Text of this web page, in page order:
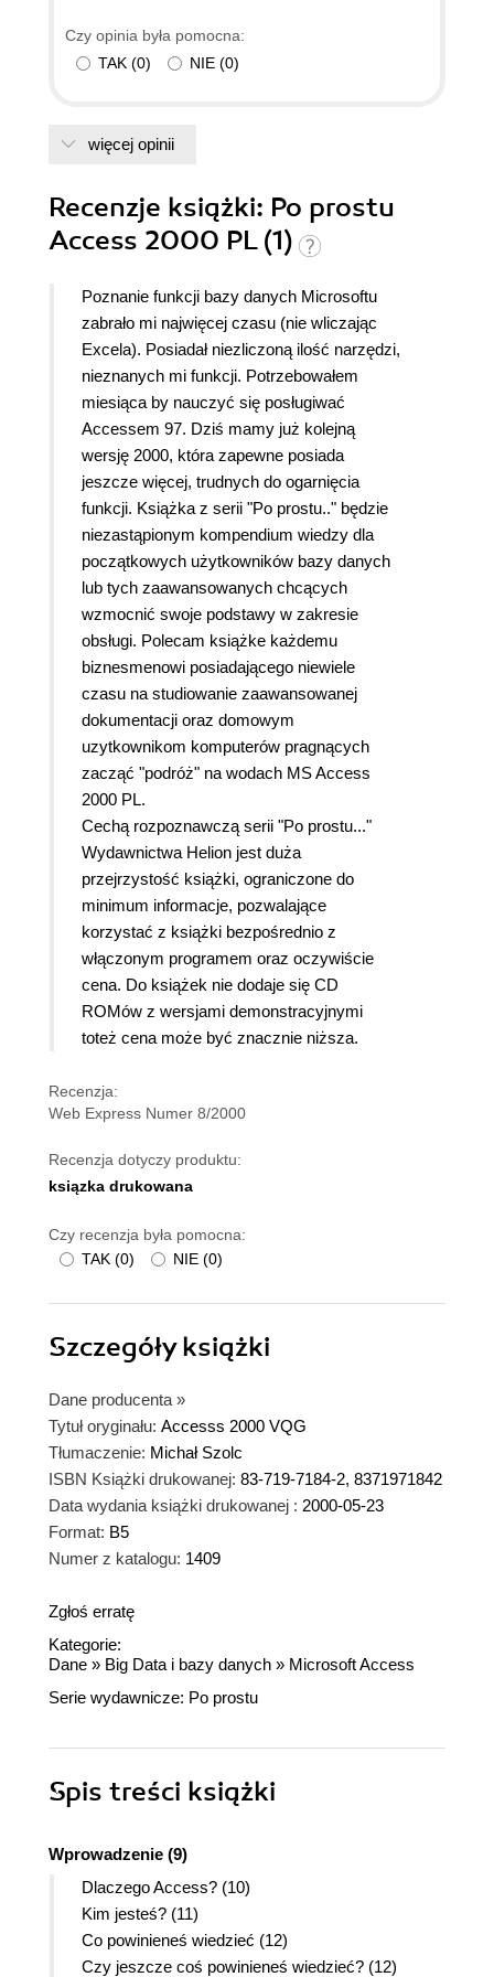
Czy opinia była pomocna:
TAK (0) NIE (0)
więcej opinii
Recenzje książki: Po prostu
Access 2000 PL (1)
Poznanie funkcji bazy danych Microsoftu
zabrało mi najwięcej czasu (nie wliczając
Excela). Posiadał niezliczoną ilość narzędzi,
nieznanych mi funkcji. Potrzebowałem
miesiąca by nauczyć się posługiwać
Accessem 97. Dziś mamy już kolejną
wersję 2000, która zapewne posiada
jeszcze więcej, trudnych do ogarnięcia
funkcji. Książka z serii "Po prostu.." będzie
niezastąpionym kompendium wiedzy dla
początkowych użytkowników bazy danych
lub tych zaawansowanych chcących
wzmocnić swoje podstawy w zakresie
obsługi. Polecam książke każdemu
biznesmenowi posiadającego niewiele
czasu na studiowanie zaawansowanej
dokumentacji oraz domowym
uzytkownikom komputerów pragnących
zacząć "podróż" na wodach MS Access
2000 PL.
Cechą rozpoznawczą serii "Po prostu..."
Wydawnictwa Helion jest duża
przejrzystość książki, ograniczone do
minimum informacje, pozwalające
korzystać z książki bezpośrednio z
włączonym programem oraz oczywiście
cena. Do książek nie dodaje się CD
ROMów z wersjami demonstracyjnymi
toteż cena może być znacznie niższa.
Recenzja:
Web Express Numer 8/2000
Recenzja dotyczy produktu:
ksiązka drukowana
Czy recenzja była pomocna:
TAK (0) NIE (0)
Szczegółyksiążki
Dane producenta »
Tytuł oryginału: Accesss 2000 VQG
Tłumaczenie: Michał Szolc
ISBN Książki drukowanej: 83-719-7184-2, 8371971842
Data wydania książki drukowanej : 2000-05-23
Format: B5
Numer z katalogu: 1409
Zgłoś erratę
Kategorie:
Dane » Big Data i bazy danych » Microsoft Access
Serie wydawnicze: Po prostu
Spis treści książki
Wprowadzenie (9)
Dlaczego Access? (10)
Kim jesteś? (11)
Co powinieneś wiedzieć (12)
Czy jeszcze coś powinieneś wiedzieć? (12)